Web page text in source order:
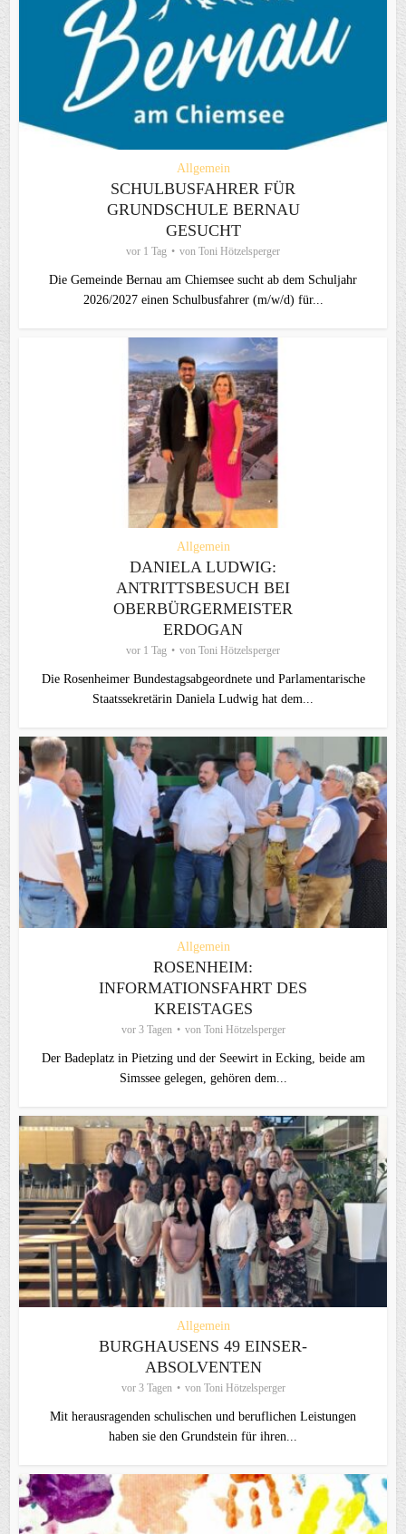
Allgemein
SCHULBUSFAHRER FÜR
GRUNDSCHULE BERNAU
GESUCHT
vor 1 Tag von Toni Hötzelsperger
Die Gemeinde Bernau am Chiemsee sucht ab dem Schuljahr
2026/2027 einen Schulbusfahrer (m/w/d) für...
Allgemein
DANIELA LUDWIG:
ANTRITTSBESUCH BEI
OBERBÜRGERMEISTER
ERDOGAN
vor 1 Tag von Toni Hötzelsperger
Die Rosenheimer Bundestagsabgeordnete und Parlamentarische
Staatssekretärin Daniela Ludwig hat dem...
Allgemein
ROSENHEIM:
INFORMATIONSFAHRT DES
KREISTAGES
vor 3 Tagen von Toni Hötzelsperger
Der Badeplatz in Pietzing und der Seewirt in Ecking, beide am
Simssee gelegen, gehören dem...
Allgemein
BURGHAUSENS 49 EINSER-
ABSOLVENTEN
vor 3 Tagen von Toni Hötzelsperger
Mit herausragenden schulischen und beruflichen Leistungen
haben sie den Grundstein für ihren...